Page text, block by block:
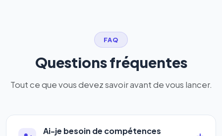
FAQ
Questions fréquentes
Tout ce que vous devez savoir avant de vous lancer.
Ai-je besoin de compétences